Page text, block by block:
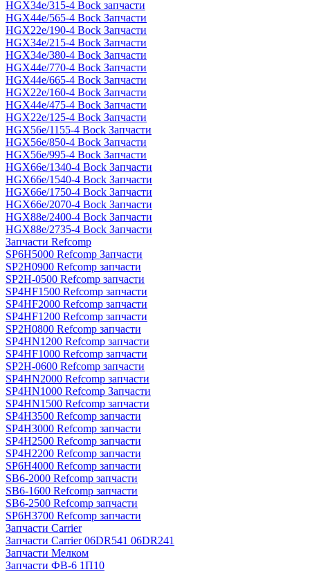
HGX34e/315-4 Bock запчасти
HGX44e/565-4 Bock Запчасти
HGX22e/190-4 Bock Запчасти
HGX34e/215-4 Bock Запчасти
HGX34e/380-4 Bock Запчасти
HGX44e/770-4 Bock Запчасти
HGX44e/665-4 Bock Запчасти
HGX22e/160-4 Bock Запчасти
HGX44e/475-4 Bock Запчасти
HGX22e/125-4 Bock Запчасти
HGX56e/1155-4 Bock Запчасти
HGX56e/850-4 Bock Запчасти
HGX56e/995-4 Bock Запчасти
HGX66e/1340-4 Bock Запчасти
HGX66e/1540-4 Bock Запчасти
HGX66e/1750-4 Bock Запчасти
HGX66e/2070-4 Bock Запчасти
HGX88e/2400-4 Bock Запчасти
HGX88e/2735-4 Bock Запчасти
Запчасти Refcomp
SP6H5000 Refcomp Запчасти
SP2H0900 Refcomp запчасти
SP2H-0500 Refcomp запчасти
SP4HF1500 Refcomp запчасти
SP4HF2000 Refcomp запчасти
SP4HF1200 Refcomp запчасти
SP2H0800 Refcomp запчасти
SP4HN1200 Refcomp запчасти
SP4HF1000 Refcomp запчасти
SP2H-0600 Refcomp запчасти
SP4HN2000 Refcomp запчасти
SP4HN1000 Refcomp Запчасти
SP4HN1500 Refcomp запчасти
SP4H3500 Refcomp запчасти
SP4H3000 Refcomp запчасти
SP4H2500 Refcomp запчасти
SP4H2200 Refcomp запчасти
SP6H4000 Refcomp запчасти
SB6-2000 Refcomp запчасти
SB6-1600 Refcomp запчасти
SB6-2500 Refcomp запчасти
SP6H3700 Refcomp запчасти
Запчасти Carrier
Запчасти Carrier 06DR541 06DR241
Запчасти Мелком
Запчасти ФВ-6 1П10